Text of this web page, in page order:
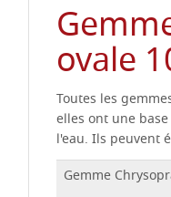
ovale
Toutes les
elles ont une
l'eau. Ils peuvent
Gemme